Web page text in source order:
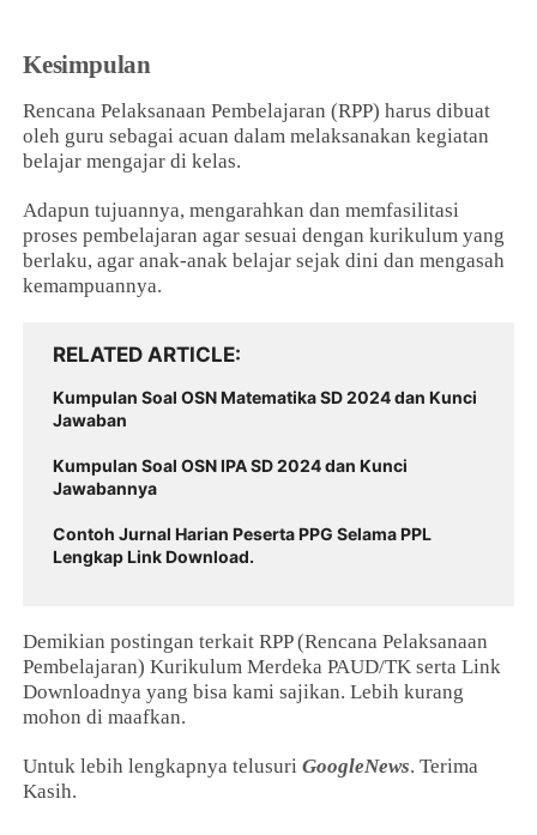
Kesimpulan
Rencana Pelaksanaan Pembelajaran (RPP) harus dibuat
oleh guru sebagai acuan dalam melaksanakan kegiatan
belajar mengajar di kelas.
Adapun tujuannya, mengarahkan dan memfasilitasi
proses pembelajaran agar sesuai dengan kurikulum yang
berlaku, agar anak-anak belajar sejak dini dan mengasah
kemampuannya.
RELATED ARTICLE
Kumpulan Soal OSN Matematika SD 2024 dan Kunci
Jawaban
Kumpulan Soal OSN IPA SD 2024 dan Kunci
Jawabannya
Contoh Jurnal Harian Peserta PPG Selama PPL
Lengkap Link Download.
Demikian postingan terkait RPP (Rencana Pelaksanaan
Pembelajaran) Kurikulum Merdeka PAUD/TK serta Link
Downloadnya yang bisa kami sajikan. Lebih kurang
mohon di maafkan.
Untuk lebih lengkapnya telusuriGoogleNews. Terima
Kasih.